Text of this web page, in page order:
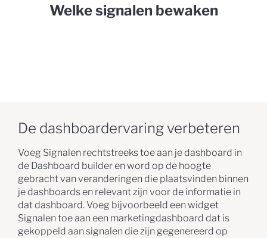
Welke signalen bewaken
De dashboardervaring verbeteren
Voeg Signalen rechtstreeks toe aan je dashboard in
de Dashboard builder en word op de hoogte
gebracht van veranderingen die plaatsvinden binnen
je dashboards en relevant zijn voor de informatie in
dat dashboard. Voeg bijvoorbeeld een widget
Signalen toe aan een marketingdashboard dat is
gekoppeld aan signalen die zijn gegenereerd op